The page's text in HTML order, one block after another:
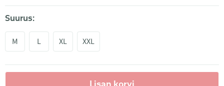
Suurus:
M L XL XXL
Lisan korvi